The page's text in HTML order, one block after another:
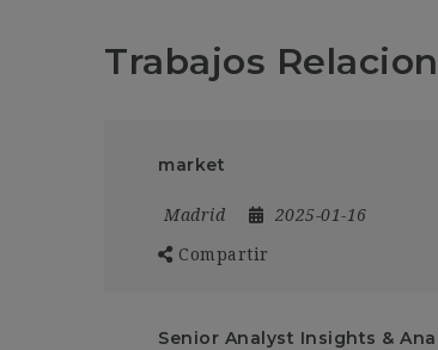
Trabajos
market
Madrid 2025-01-16
Compartir
Senior Analyst Insights &